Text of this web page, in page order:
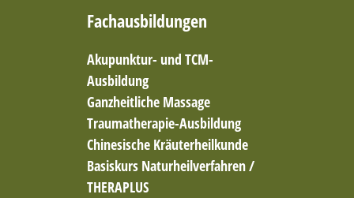
Fachausbildungen
Akupunktur- und TCM-
Ausbildung
Ganzheitliche Massage
Traumatherapie-Ausbildung
Chinesische Kräuterheilkunde
Basiskurs Naturheilverfahren /
THERAPLUS